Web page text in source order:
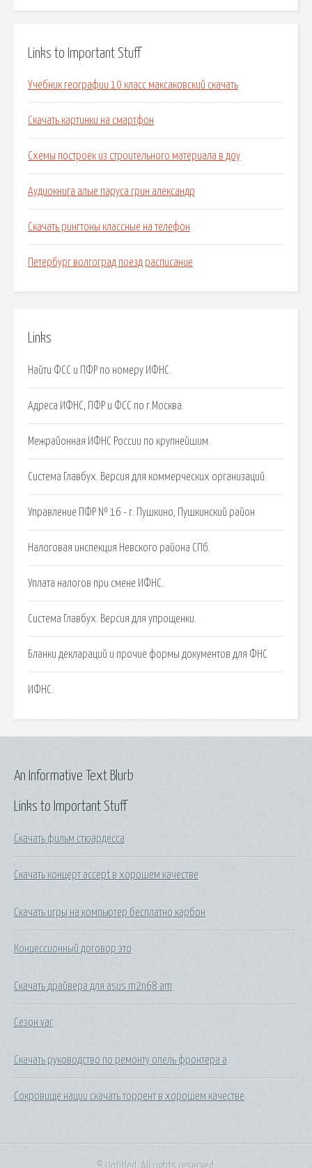
Links to Important Stuff
Учебник географии 10 класс максаковский скачать
Скачать картинки на смартфон
Схемы построек из строительного материала в доу
Аудиокнига алые паруса грин александр
Скачать рингтоны классные на телефон
Петербург волгоград поезд расписание
Links
Найти ФСС и ПФР по номеру ИФНС.
Адреса ИФНС, ПФР и ФСС по г.Москва.
Межрайонная ИФНС России по крупнейшим.
Система Главбух. Версия для коммерческих организаций.
Управление ПФР № 16 - г. Пушкино, Пушкинский район
Налоговая инспекция Невского района СПб.
Уплата налогов при смене ИФНС.
Система Главбух. Версия для упрощенки.
Бланки деклараций и прочие формы документов для ФНС
ИФНС.
Links to Important Stuff
Скачать фильм стюардесса
Скачать концерт accept в хорошем качестве
Скачать игры на компьютер бесплатно карбон
Концессионный договор это
Скачать драйвера для asus m2n68 am
Сезон var
Скачать руководство по ремонту опель фронтера а
Сокровище нации скачать торрент в хорошем качестве
An Informative Text Blurb
© Untitled. All rights reserved.